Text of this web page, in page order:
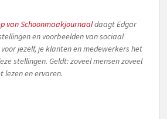
van Schoonmaakjournaaldaagt Edgar
en voorbeelden van sociaal
jezelf, je klanten en medewerkers het
stellingen. Geldt: zoveel mensen zoveel
lezen en ervaren.